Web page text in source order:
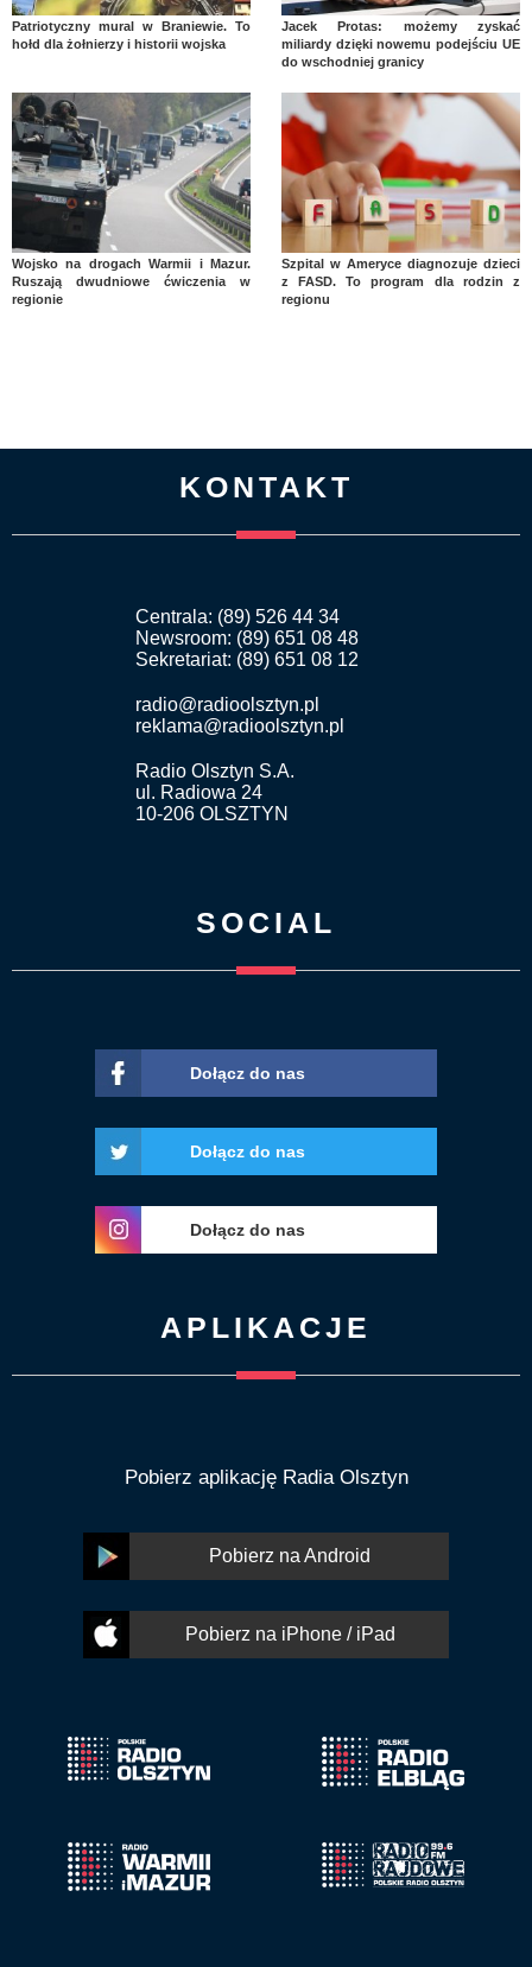
Patriotyczny mural w Braniewie. To
hołd dla żołnierzy i historii wojska
Jacek Protas: możemy zyskać
miliardy dzięki nowemu podejściu UE
do wschodniej granicy
Wojsko na drogach Warmii i Mazur.
Ruszają dwudniowe ćwiczenia w
regionie
Szpital w Ameryce diagnozuje dzieci
z FASD. To program dla rodzin z
regionu
KONTAKT
Centrala: (89) 526 44 34
Newsroom: (89) 651 08 48
Sekretariat: (89) 651 08 12
radio@radioolsztyn.pl
reklama@radioolsztyn.pl
Radio Olsztyn S.A.
ul. Radiowa 24
10-206 OLSZTYN
SOCIAL
Dołącz do nas
Dołącz do nas
Dołącz do nas
APLIKACJE
Pobierz aplikację Radia Olsztyn
Pobierz na Android
Pobierz na iPhone / iPad